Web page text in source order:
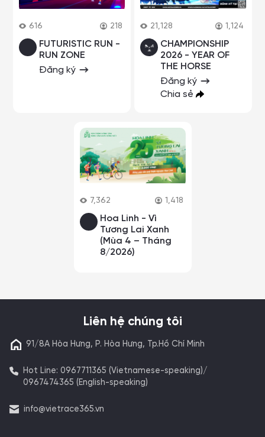
616 218
FUTURISTIC RUN -
RUN ZONE
Đăng ký
21,128 1,124
CHAMPIONSHIP
2026 - YEAR OF
THE HORSE
Đăng ký
Chia sẻ
7,362 1,418
Hoa Linh - Vì
Tương Lai Xanh
(Mùa 4 – Tháng
8/2026)
Liên hệ chúng tôi
91/8A Hòa Hưng, P. Hòa Hưng, Tp.Hồ Chí Minh
Hot Line: 0967711365 (Vietnamese-speaking)/
0967474365 (English-speaking)
info@vietrace365.vn